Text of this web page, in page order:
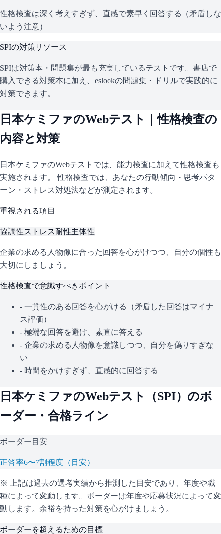
性格検査は深く考えすぎず、直感で素早く回答する（矛盾しな
いよう注意）
SPIの対策リソース
SPIは対策本・問題集が最も充実しているテストです。書店で
購入できる対策本に加え、eslookの問題集・ドリルで実践的に
対策できます。
日本ケミファのWebテスト｜性格検査の
内容と対策
日本ケミファのWebテストでは、能力検査に加えて性格検査も
実施されます。 性格検査では、あなたの行動傾向・思考パタ
ーン・ストレス対処法などが測定されます。
重視される項目
協調性ストレス耐性主体性
企業の求める人物像に合った回答を心がけつつ、自分の個性も
大切にしましょう。
性格検査で意識すべきポイント
- 一貫性のある回答を心がける（矛盾した回答はマイナ
ス評価）
- 極端な回答を避け、素直に答える
- 企業の求める人物像を意識しつつ、自分を偽りすぎな
い
- 時間をかけすぎず、直感的に回答する
日本ケミファのWebテスト（SPI）のボ
ーダー・合格ライン
ボーダー目安
正答率6〜7割程度（目安）
※ 上記は過去の選考実績から推測した目安であり、年度や職
種によって変動します。 ボーダーは年度や応募状況によって変
動します。余裕を持った対策を心がけましょう。
ボーダーを超えるための目標